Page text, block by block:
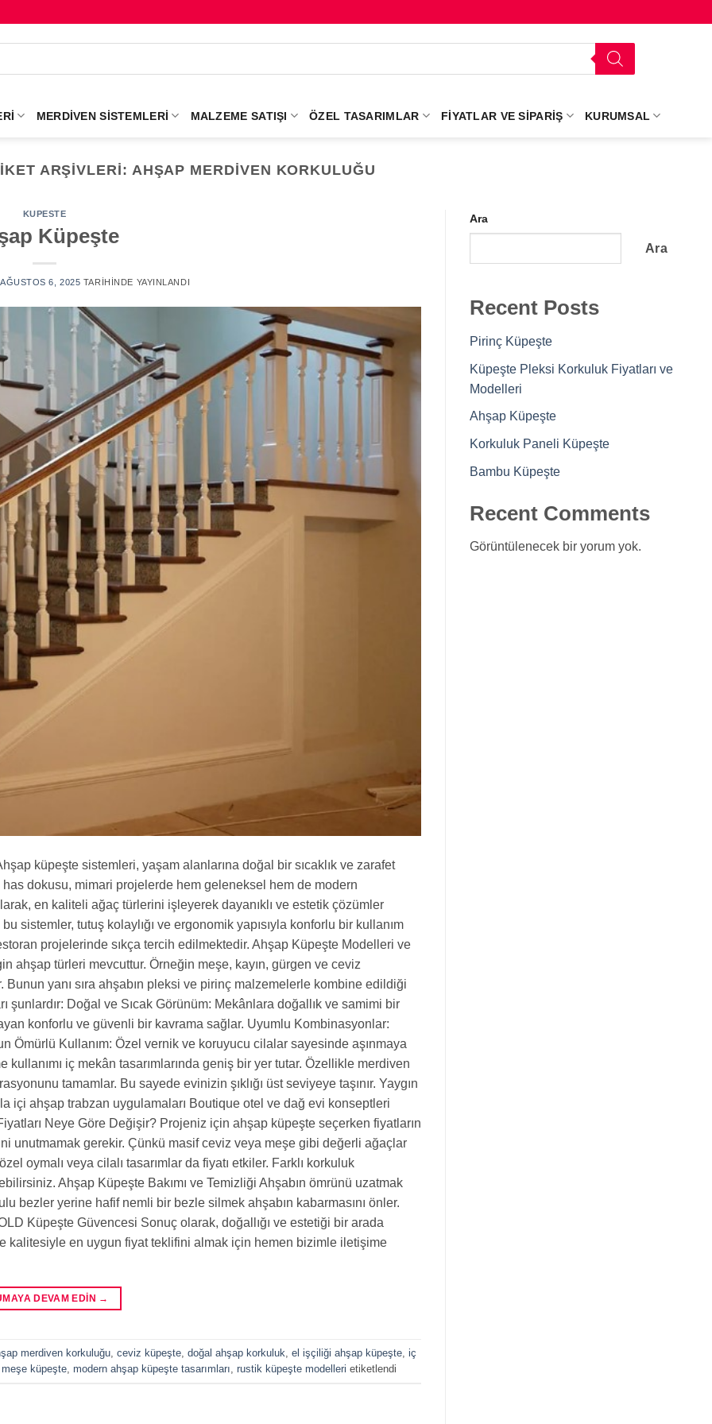
MERDIVEN SISTEMLERI MALZEME SATIŞI ÖZEL TASARIMLAR FIYATLAR VE SIPARIŞ KURUMSAL
ARŞIVLERI: AHŞAP MERDIVEN KORKULUĞU
KUPESTE
Küpeşte
AĞUSTOS 6, 2025 TARIHINDE YAYINLANDI
küpeşte sistemleri, yaşam alanlarına doğal bir sıcaklık ve zarafet
has dokusu, mimari projelerde hem geleneksel hem de modern
en kaliteli ağaç türlerini işleyerek dayanıklı ve estetik çözümler
sistemler, tutuş kolaylığı ve ergonomik yapısıyla konforlu bir kullanım
projelerinde sıkça tercih edilmektedir. Ahşap Küpeşte Modelleri ve
ahşap türleri mevcuttur. Örneğin meşe, kayın, gürgen ve ceviz
Bunun yanı sıra ahşabın pleksi ve pirinç malzemelerle kombine edildiği
şunlardır: Doğal ve Sıcak Görünüm: Mekânlara doğallık ve samimi bir
konforlu ve güvenli bir kavrama sağlar. Uyumlu Kombinasyonlar:
Ömürlü Kullanım: Özel vernik ve koruyucu cilalar sayesinde aşınmaya
iç mekân tasarımlarında geniş bir yer tutar. Özellikle merdiven
tamamlar. Bu sayede evinizin şıklığı üst seviyeye taşınır. Yaygın
içi ahşap trabzan uygulamaları Boutique otel ve dağ evi konseptleri
Neye Göre Değişir? Projeniz için ahşap küpeşte seçerken fiyatların
unutmamak gerekir. Çünkü masif ceviz veya meşe gibi değerli ağaçlar
oymalı veya cilalı tasarımlar da fiyatı etkiler. Farklı korkuluk
Ahşap Küpeşte Bakımı ve Temizliği Ahşabın ömrünü uzatmak
bezler yerine hafif nemli bir bezle silmek ahşabın kabarmasını önler.
Küpeşte Güvencesi Sonuç olarak, doğallığı ve estetiği bir arada
kalitesiyle en uygun fiyat teklifini almak için hemen bizimle iletişime
DEVAM EDIN →
merdiven korkuluğu ceviz küpeşte doğal ahşap korkuluk el işçiliği ahşap küpeşte iç
meşe küpeşte modern ahşap küpeşte tasarımları rustik küpeşte modelleri etiketlendi
Ara
Ara
Recent Posts
Pirinç Küpeşte
Küpeşte Pleksi Korkuluk Fiyatları ve
Modelleri
Ahşap Küpeşte
Korkuluk Paneli Küpeşte
Bambu Küpeşte
Recent Comments
Görüntülenecek bir yorum yok.